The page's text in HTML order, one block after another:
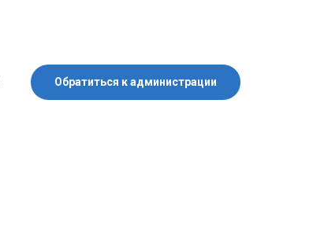
Обратиться к администрации